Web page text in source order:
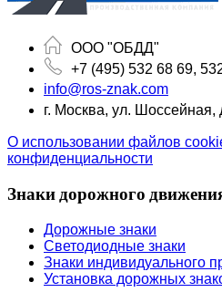
ООО "ОБДД"
+7 (495) 532 68 69,
info@ros-znak.com
г. Москва, ул. Шоссейная,
О использовании файлов
конфиденциальности
Знаки дорожного
Дорожные знаки
Светодиодные знаки
Знаки индивидуального
Установка дорожных